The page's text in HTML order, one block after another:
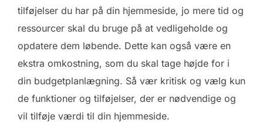
tilføjelser du har på din hjemmeside, jo mere tid og
ressourcer skal du bruge på at vedligeholde og
opdatere dem løbende. Dette kan også være en
ekstra omkostning, som du skal tage højde for i
din budgetplanlægning. Så vær kritisk og vælg kun
de funktioner og tilføjelser, der er nødvendige og
vil tilføje værdi til din hjemmeside.